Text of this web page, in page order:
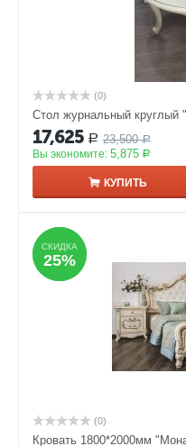
(0)
Стол журнальный круглый
17,625 Р 23,500 Р
Вы экономите: 5,875 Р
КУПИТЬ
СКИДКА
25%
СКИДКА
25%
(0)
Кровать 1800*2000мм